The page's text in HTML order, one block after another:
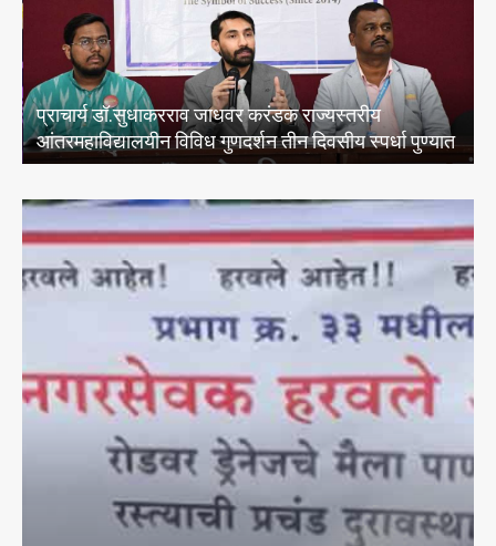
प्राचार्य डॉ.सुधाकरराव जाधवर करंडक राज्यस्तरीय
आंतरमहाविद्यालयीन विविध गुणदर्शन तीन दिवसीय स्पर्धा पुण्यात